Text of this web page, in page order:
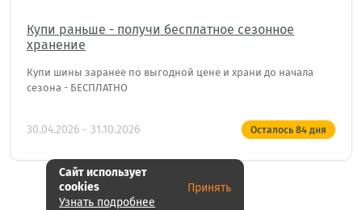
Купи раньше - получи бесплатное сезонное
хранение
Купи шины заранее по выгодной цене и храни до начала
сезона - БЕСПЛАТНО
30.04.2026 - 31.10.2026 Осталось 84 дня
Показать еще
Сайт использует
cookies
Узнать подробнее
Принять